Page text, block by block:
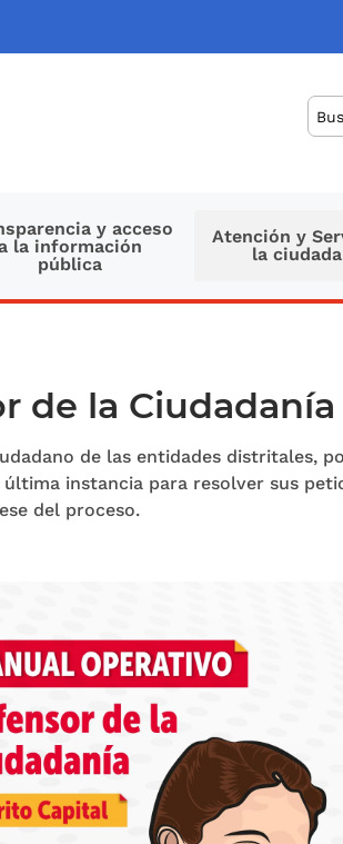
y acceso
la información
pública
Atención y
la
de la Ciudadanía
de las entidades distritales,
instancia para resolver sus
del proceso.